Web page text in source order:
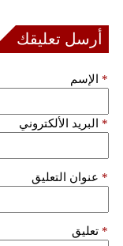
أرسل تعليقك
الإسم *
البريد الألكتروني *
عنوان التعليق *
تعليق *